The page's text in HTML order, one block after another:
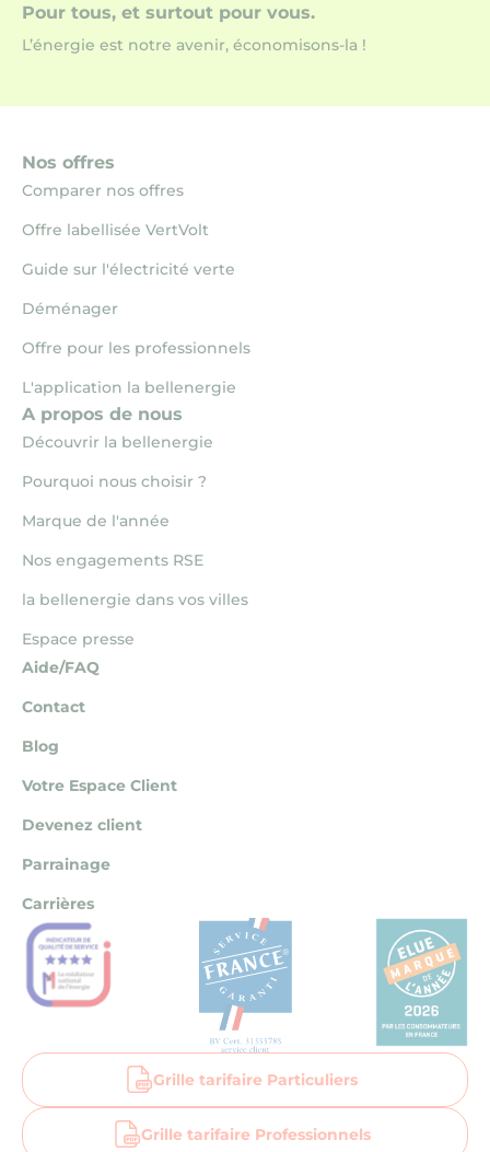
Pour tous, et surtout pour vous.
L’énergie est notre avenir, économisons-la !
Nos offres
Comparer nos offres
Offre labellisée VertVolt
Guide sur l'électricité verte
Déménager
Offre pour les professionnels
L'application la bellenergie
A propos de nous
Découvrir la bellenergie
Pourquoi nous choisir ?
Marque de l'année
Nos engagements RSE
la bellenergie dans vos villes
Espace presse
Aide/FAQ
Contact
Blog
Votre Espace Client
Devenez client
Parrainage
Carrières
Grille tarifaire Particuliers
Grille tarifaire Professionnels